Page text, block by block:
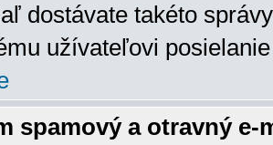
dostávate takéto
užívateľovi
spamový a otravný e-